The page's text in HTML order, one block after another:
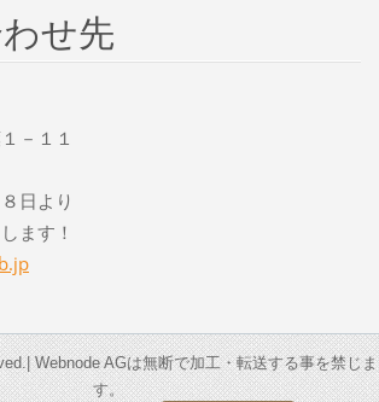
せ先
－１１
日より
ます！
.jp
Webnode AGは無断で加工・転送する事を禁じま
す。